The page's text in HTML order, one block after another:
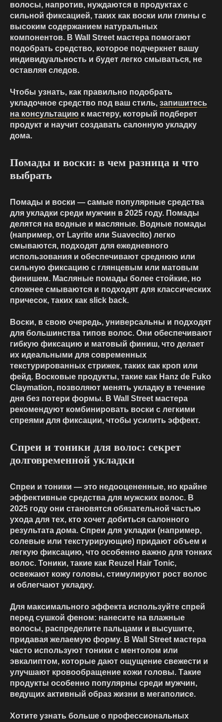
волосы, напротив, нуждаются в продуктах с
сильной фиксацией, таких как воски или глины с
высоким содержанием натуральных
компонентов. В Wall Street мастера помогают
подобрать средство, которое подчеркнет вашу
индивидуальность и будет легко смываться, не
оставляя следов.
Чтобы узнать, как правильно подобрать
укладочное средство под ваш стиль, запишитесь
на консультацию к мастеру, который подберет
продукт и научит создавать салонную укладку
дома.
Помады и воски: в чем разница и что
выбрать
Помады и воски — самые популярные средства
для укладки среди мужчин в 2025 году. Помады
делятся на водные и масляные. Водные помады
(например, от Layrite или Suavecito) легко
смываются, подходят для ежедневного
использования и обеспечивают среднюю или
сильную фиксацию с глянцевым или матовым
финишем. Масляные помады более стойкие, но
сложнее смываются и подходят для классических
причесок, таких как slick back.
Воски, в свою очередь, универсальны и подходят
для большинства типов волос. Они обеспечивают
гибкую фиксацию и матовый финиш, что делает
их идеальными для современных
текстурированных стрижек, таких как кроп или
фейд. Восковые продукты, такие как Hanz de Fuko
Claymation, позволяют менять укладку в течение
дня без потери формы. В Wall Street мастера
рекомендуют комбинировать воски с легкими
спреями для фиксации, чтобы усилить эффект.
Спреи и тоники для волос: секрет
долговременной укладки
Спреи и тоники — это недооцененные, но крайне
эффективные средства для мужских волос. В
2025 году они становятся обязательной частью
ухода для тех, кто хочет добиться салонного
результата дома. Спреи для укладки (например,
солевые или текстурирующие) придают объем и
легкую фиксацию, что особенно важно для тонких
волос. Тоники, такие как Reuzel Hair Tonic,
освежают кожу головы, стимулируют рост волос
и облегчают укладку.
Для максимального эффекта используйте спрей
перед сушкой феном: нанесите на влажные
волосы, распределите пальцами и высушите,
придавая желаемую форму. В Wall Street мастера
часто используют тоники с ментолом или
эвкалиптом, которые дают ощущение свежести и
улучшают кровообращение кожи головы. Такие
продукты особенно популярны среди мужчин,
ведущих активный образ жизни в мегаполисе.
Хотите узнать больше о профессиональных